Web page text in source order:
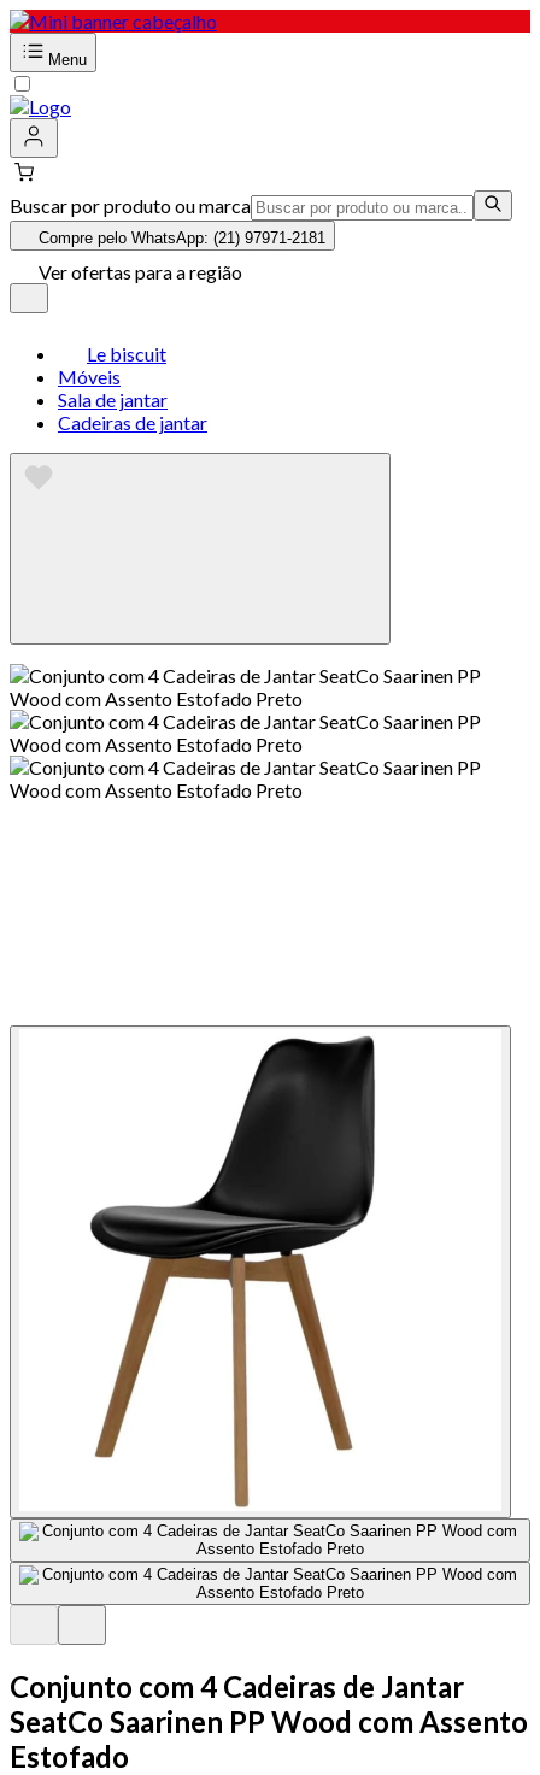
Menu
Buscar por produto ou marca
Compre pelo WhatsApp: (21) 97971-2181
Ver ofertas para a região
Le biscuit
Móveis
Sala de jantar
Cadeiras de jantar
Conjunto com 4 Cadeiras de Jantar
SeatCo Saarinen PP Wood com Assento
Estofado